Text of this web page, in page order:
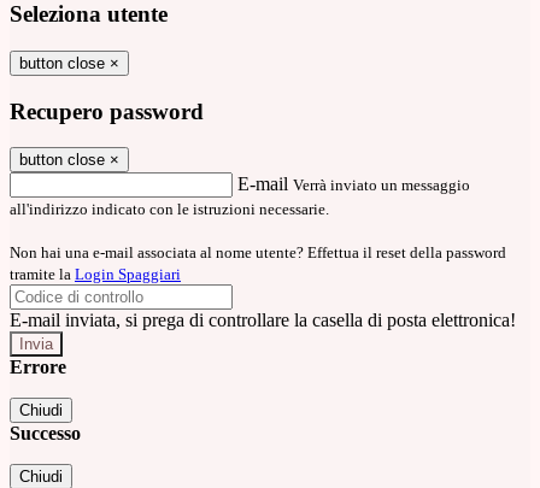
Seleziona utente
button close ×
Recupero password
button close ×
E-mail Verrà inviato un messaggio
all'indirizzo indicato con le istruzioni necessarie.
Non hai una e-mail associata al nome utente? Effettua il reset della password
tramite la Login Spaggiari
E-mail inviata, si prega di controllare la casella di posta elettronica!
Errore
Chiudi
Successo
Chiudi